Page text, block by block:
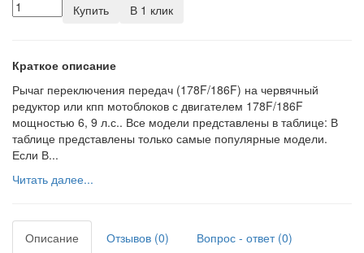
Купить В 1 клик
Краткое описание
Рычаг переключения передач (178F/186F) на червячный
редуктор или кпп мотоблоков с двигателем 178F/186F
мощностью 6, 9 л.с.. Все модели представлены в таблице: В
таблице представлены только самые популярные модели.
Если В...
Читать далее...
Описание Отзывов (0)
Вопрос - ответ (0)